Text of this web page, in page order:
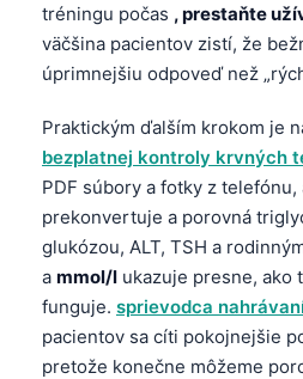
tréningu počas , prestaňte
väčšina pacientov zistí, že
úprimnejšiu odpoveď než
Praktickým ďalším krokom je
bezplatnej kontroly krvných
PDF súbory a fotky z
prekonvertuje a porovná
glukózou, ALT, TSH a
a mmol/l ukazuje presne, ako
funguje. sprievodca
pacientov sa cíti pokojnejšie
pretože konečne môžeme
Bahasa Indonesia
Հայերեն
Íslenska
Српски језик
Svenska
Bosanski
Azərbaycan dili
日本語
Čeština